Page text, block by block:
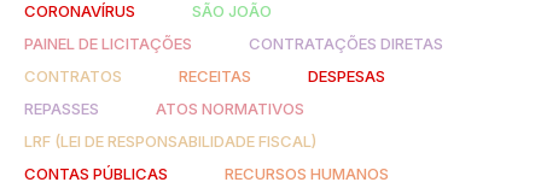
CORONAVÍRUS
SÃO JOÃO
PAINEL DE LICITAÇÕES
CONTRATAÇÕES DIRETAS
CONTRATOS
RECEITAS
DESPESAS
REPASSES
ATOS NORMATIVOS
LRF (LEI DE RESPONSABILIDADE FISCAL)
CONTAS PÚBLICAS
RECURSOS HUMANOS